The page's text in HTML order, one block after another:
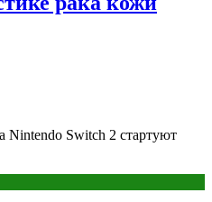
Nintendo Switch 2 стартуют